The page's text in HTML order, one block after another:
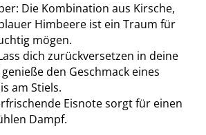
Die Kombination aus Kirsche,
Himbeere ist ein Traum für
mögen.
dich zurückversetzen in deine
den Geschmack eines
am Stiels.
Eisnote sorgt für einen
Dampf.